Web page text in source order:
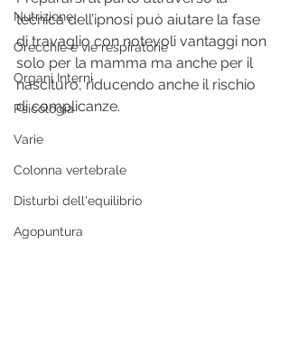
Nutrizione
Orecchie e vie respiratorie
Organi Interni
Psicologia
Varie
Colonna vertebrale
Disturbi dell'equilibrio
Agopuntura
tecnica dell’ipnosi può aiutare la fase
di travaglio con notevoli vantaggi non
solo per la mamma ma anche per il
nascituro, riducendo anche il rischio
di complicanze.